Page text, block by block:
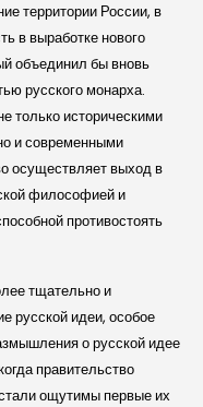
территории России, в
в выработке нового
объединил бы вновь
русского монарха.
только историческими
и современными
осуществляет выход в
философией и
противостоять
тщательно и
русской идеи, особое
о русской идее
правительство
ощутимы первые их